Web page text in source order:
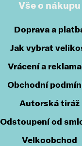
Vše o nákupu
Doprava a
Jak vybrat
Vrácení a
Obchodní
Autorská tiráž
Odstoupení od
Velkoobchod